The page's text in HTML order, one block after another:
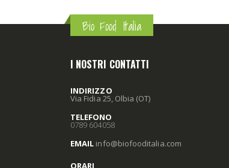
Bio Food Italia
I NOSTRI CONTATTI
INDIRIZZO
Via Fidia 25, Olbia (OT)
TELEFONO
0789 604058
EMAIL info@biofooditalia.com
ORARI